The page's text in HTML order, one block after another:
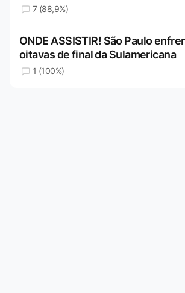
7 (88,9%)
ONDE ASSISTIR! São Paulo
oitavas de final da Sulamericana
1 (100%)